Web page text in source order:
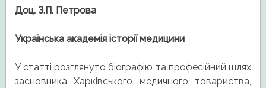
Доц.З.П. Петрова
Українська академія історії медицини
У статті розглянуто біографію та професійний шлях
засновника Харківського медичного товариства,